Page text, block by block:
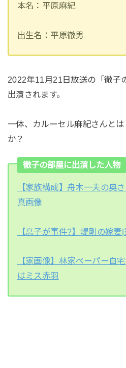
本名：平原麻紀
出生名：平原徹男
2022年11月21日放送の「徹子
出演されます。
一体、カルーセル麻紀さんと
か？
徹子の部屋に出演した人物
【家族構成】舟木一夫の奥
真画像
【息子が事件?】堤剛の嫁
【家画像】林家ペーパー自
はミス赤羽